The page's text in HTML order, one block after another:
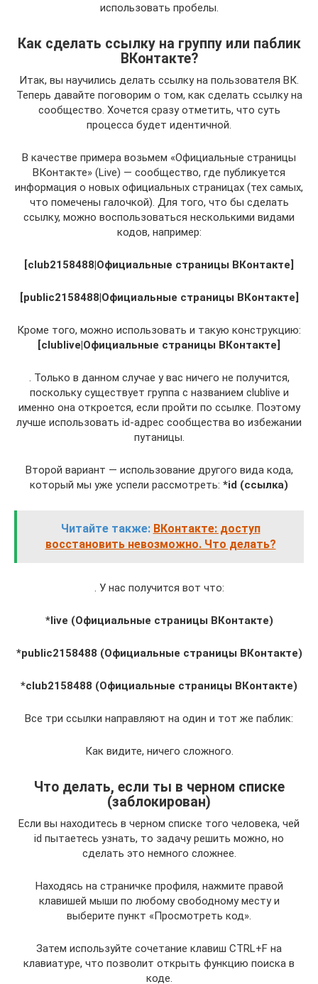
использовать пробелы.
Как сделать ссылку на группу или паблик
ВКонтакте?
Итак, вы научились делать ссылку на пользователя ВК.
Теперь давайте поговорим о том, как сделать ссылку на
сообщество. Хочется сразу отметить, что суть
процесса будет идентичной.
В качестве примера возьмем «Официальные страницы
ВКонтакте» (Live) — сообщество, где публикуется
информация о новых официальных страницах (тех самых,
что помечены галочкой). Для того, что бы сделать
ссылку, можно воспользоваться несколькими видами
кодов, например:
[club2158488|Официальные страницы ВКонтакте]
[public2158488|Официальные страницы ВКонтакте]
Кроме того, можно использовать и такую конструкцию:
[clublive|Официальные страницы ВКонтакте]
. Только в данном случае у вас ничего не получится,
поскольку существует группа с названием clublive и
именно она откроется, если пройти по ссылке. Поэтому
лучше использовать id-адрес сообщества во избежании
путаницы.
Второй вариант — использование другого вида кода,
который мы уже успели рассмотреть: *id (ссылка)
Читайте также: ВКонтакте: доступ
восстановить невозможно. Что делать?
. У нас получится вот что:
*live (Официальные страницы ВКонтакте)
*public2158488 (Официальные страницы ВКонтакте)
*club2158488 (Официальные страницы ВКонтакте)
Все три ссылки направляют на один и тот же паблик:
Как видите, ничего сложного.
Что делать, если ты в черном списке
(заблокирован)
Если вы находитесь в черном списке того человека, чей
id пытаетесь узнать, то задачу решить можно, но
сделать это немного сложнее.
Находясь на страничке профиля, нажмите правой
клавишей мыши по любому свободному месту и
выберите пункт «Просмотреть код».
Затем используйте сочетание клавиш CTRL+F на
клавиатуре, что позволит открыть функцию поиска в
коде.